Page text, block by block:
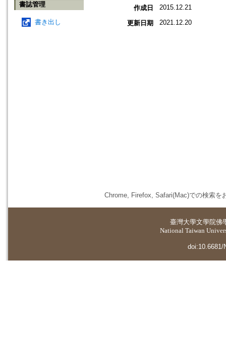
書誌管理
書き出し
作成日 2015.12.21
更新日期 2021.12.20
Chrome, Firefox, Safari(Mac)での検索を
臺灣大學文學院佛
National Taiwan
doi:10.6681/